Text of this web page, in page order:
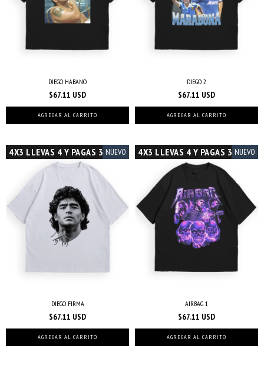
DIEGO HABANO
$67.11 USD
AGREGAR AL CARRITO
DIEGO 2
$67.11 USD
AGREGAR AL CARRITO
4X3 LLEVAS 4 Y PAGAS 3 NUEVO
DIEGO FIRMA
$67.11 USD
AGREGAR AL CARRITO
4X3 LLEVAS 4 Y PAGAS 3 NUEVO
AIRBAG 1
$67.11 USD
AGREGAR AL CARRITO